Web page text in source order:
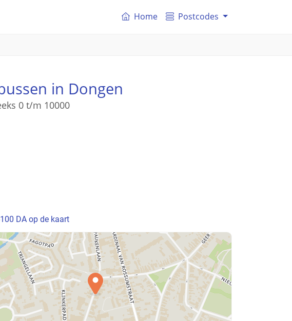
Home Postcodes
in Dongen
0 t/m 10000
DA op de kaart